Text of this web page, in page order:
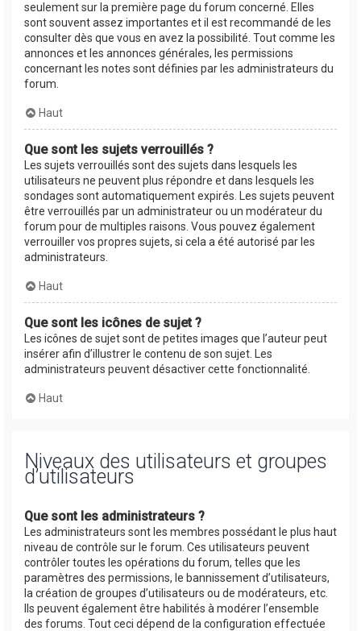
seulement sur la première page du forum concerné. Elles
sont souvent assez importantes et il est recommandé de les
consulter dès que vous en avez la possibilité. Tout comme les
annonces et les annonces générales, les permissions
concernant les notes sont définies par les administrateurs du
forum.
Haut
Que sont les sujets verrouillés ?
Les sujets verrouillés sont des sujets dans lesquels les
utilisateurs ne peuvent plus répondre et dans lesquels les
sondages sont automatiquement expirés. Les sujets peuvent
être verrouillés par un administrateur ou un modérateur du
forum pour de multiples raisons. Vous pouvez également
verrouiller vos propres sujets, si cela a été autorisé par les
administrateurs.
Haut
Que sont les icônes de sujet ?
Les icônes de sujet sont de petites images que l’auteur peut
insérer afin d’illustrer le contenu de son sujet. Les
administrateurs peuvent désactiver cette fonctionnalité.
Haut
Niveaux des utilisateurs et groupes
d’utilisateurs
Que sont les administrateurs ?
Les administrateurs sont les membres possédant le plus haut
niveau de contrôle sur le forum. Ces utilisateurs peuvent
contrôler toutes les opérations du forum, telles que les
paramètres des permissions, le bannissement d’utilisateurs,
la création de groupes d’utilisateurs ou de modérateurs, etc.
Ils peuvent également être habilités à modérer l’ensemble
des forums. Tout ceci dépend de la configuration effectuée